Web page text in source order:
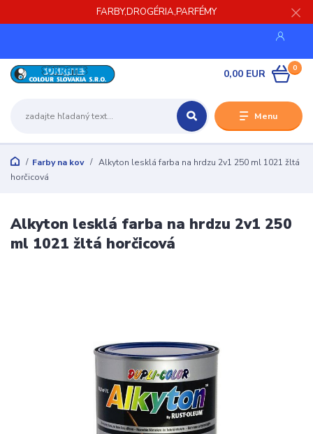
FARBY,DROGÉRIA,PARFÉMY
Menu
0
0,00 EUR
Farby na kov
Alkyton lesklá farba na hrdzu 2v1 250 ml 1021 žltá
horčicová
Alkyton lesklá farba na hrdzu 2v1 250
ml 1021 žltá horčicová